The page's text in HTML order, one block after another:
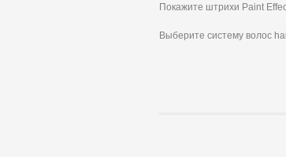
Покажите штрихи Paint
Выберите систему волос